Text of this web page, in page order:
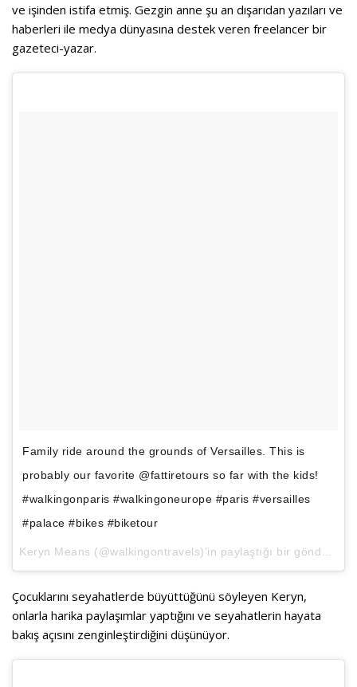
ve işinden istifa etmiş. Gezgin anne şu an dışarıdan yazıları ve
haberleri ile medya dünyasına destek veren freelancer bir
gazeteci-yazar.
Family ride around the grounds of Versailles. This is
probably our favorite @fattiretours so far with the kids!
#walkingonparis #walkingoneurope #paris #versailles
#palace #bikes #biketour
Keryn Means (@walkingontravels)’in paylaştığı bir gönderi (
Çocuklarını seyahatlerde büyüttüğünü söyleyen Keryn,
onlarla harika paylaşımlar yaptığını ve seyahatlerin hayata
bakış açısını zenginleştirdiğini düşünüyor.